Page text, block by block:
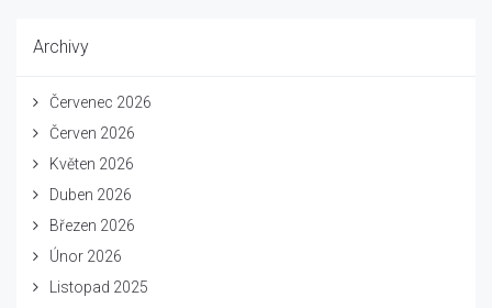
Archivy
Červenec 2026
Červen 2026
Květen 2026
Duben 2026
Březen 2026
Únor 2026
Listopad 2025